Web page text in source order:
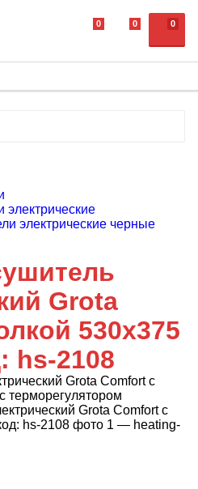
0
0 0
электрические
электрические черные
Grota
530x375
hs-2108
Grota Comfort с
терморегулятором